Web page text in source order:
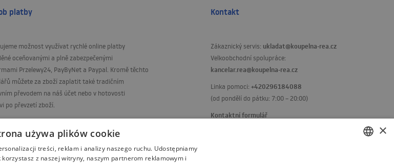
platby
možnost využívat rychlé online platby
oceňovanými a plně zabezpečenými
Przelewy24, PayByNet a Paypal. Kromě těchto
můžete za zboží zaplatit také tradičním
převodem na náš účet nebo v hotovosti
po převzetí zboží.
1344 1213 4009 5771 0000
Kontakt
Zákaznický servis: ukladat@koupelna-rea.cz
Velkoobchodní spolupráce:
kancelar.rea@koupelna-rea.cz
Linka pomoci: +420296184088
(od pondělí do pátku: 7:00 – 20:00)
Kontaktní formulář
×
używa plików cookie
treści, reklam i analizy naszego ruchu. Udostępniamy
z naszej witryny, naszym partnerom reklamowym i